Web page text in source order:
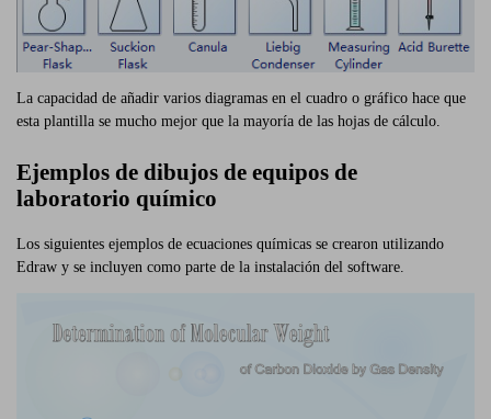
La capacidad de añadir varios diagramas en el cuadro o gráfico hace que
esta plantilla se mucho mejor que la mayoría de las hojas de cálculo.
Ejemplos de dibujos de equipos de
laboratorio químico
Los siguientes ejemplos de ecuaciones químicas se crearon utilizando
Edraw y se incluyen como parte de la instalación del software.